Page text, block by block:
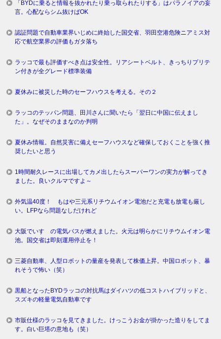
「BYDに乗ると情報を抜かれたり乗っ取られたりする」はパラノイアの妄
言。心配ならシム抜けばOK
認証問題で自動車業界いじめに終始した国交省、羽田空港危険ニアミス対
応で航空業界の評価もガタ落ち
ラッコで最も評価すべき点は安全性。リアシートベルト、きっちりプリテ
ン付きが全グレード標準装備
夏休みに被災した時のセーフハウスを考える。その２
ラッコのテッパン問題、田川さんに聞いたら「翌日に中国に伝えまし
た」。なぜそのままなのか判明
夏休み情報。自然災害に備えセーフハウスなど確保しておくことを強く推
奨したいと思う
1時間耐久レースに出場してカメ出したらスーパーワンの実力が解ってき
ました。良いクルマですよ～
外気温40度！ もはや三元系リチウムイオン電池だと充電も放電も厳し
い。LFPなら問題なしだけれど
大阪でいすゞの電気バスが燃えました。火元は明らかにリチウムイオン電
池。国交省は即刻運用停止を！
三菱自動車、人型ロボットの量産を発表して株価上昇。中国ロボット、暴
れそうで怖い（笑）
黒船となったBYDラッコの対抗馬はダイハツの低コストハイブリッドと、
スズキの軽量電気自動車です
市販仕様のラッコを見てきました。けっこうお金が掛かった造りをしてま
す。白い巨塔の意地も（笑）